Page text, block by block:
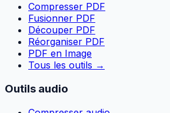
Compresser PDF
Fusionner PDF
Découper PDF
Réorganiser PDF
PDF en Image
Tous les outils →
Outils audio